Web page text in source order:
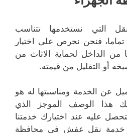
التي نستخدمها تتناسب
تماما، فنحن نحرص على اختيار
من الداخل لحماية الاثاث من
أو التقليل من قيمته.
عن الخدمة ومناسبتها له هو
هذا الوصف الموجز الذي
عليه عند اختيارك خدمتنا
خدمة نقل عفش في محافظة